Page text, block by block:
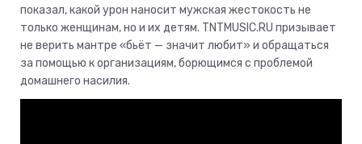
показал, какой урон наносит мужская жестокость не
только женщинам, но и их детям. TNTMUSIC.RU призывает
не верить мантре «бьёт — значит любит» и обращаться
за помощью к организациям, борющимся с проблемой
домашнего насилия.